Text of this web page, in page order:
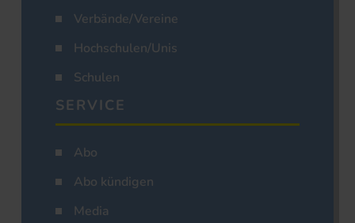
Verbände/Vereine
Hochschulen/Unis
Schulen
SERVICE
Abo
Abo kündigen
Media